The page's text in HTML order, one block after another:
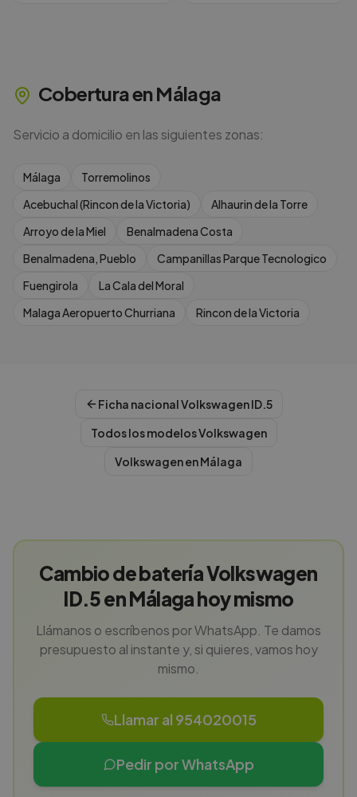
Cobertura enMálaga
Servicio a domicilio en las siguientes zonas:
Málaga
Torremolinos
Acebuchal (Rincon de la Victoria)
Alhaurin de la Torre
Arroyo de la Miel
Benalmadena Costa
Benalmadena, Pueblo
Campanillas Parque Tecnologico
Fuengirola
La Cala del Moral
Malaga Aeropuerto Churriana
Rincon de la Victoria
Ficha nacionalVolkswagenID.5
Todos los modelosVolkswagen
VolkswagenenMálaga
Cambio de batería Volkswagen
ID.5 en Málaga hoy mismo
Llámanos o escríbenos por WhatsApp. Te damos
presupuesto al instante y, si quieres, vamos hoy
mismo.
Llamar al 954020015
Pedir por WhatsApp